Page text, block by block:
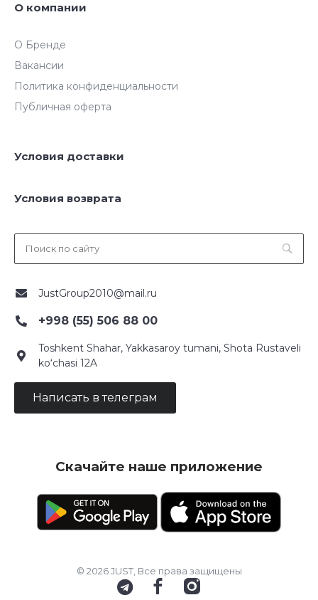
О компании
О Бренде
Вакансии
Политика конфиденциальности
Публичная оферта
Условия доставки
Условия возврата
JustGroup2010@mail.ru
+998 (55) 506 88 00
Toshkent Shahar, Yakkasaroy tumani, Shota Rustaveli
ko‘chasi 12A
Написать в телеграм
Скачайте наше приложение
© 2026 JUST, Все права защищены